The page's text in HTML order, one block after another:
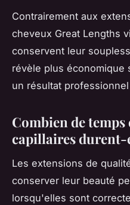
Contrairement aux
cheveux Great Lengths
conservent leur
révèle plus économique
un résultat
Combien de
capillaires durent-
Les extensions de
conserver leur beauté
lorsqu'elles sont